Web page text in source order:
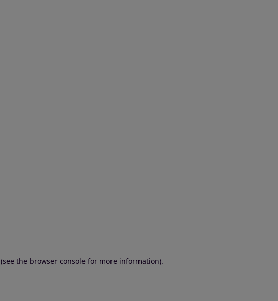
(see the browser console for more information).